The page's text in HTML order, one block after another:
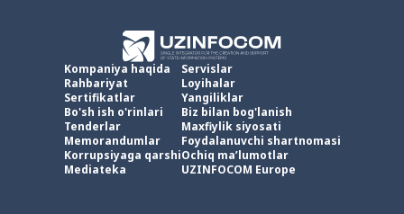
Kompaniya haqida
Rahbariyat
Sertifikatlar
Bo'sh ish o'rinlari
Tenderlar
Memorandumlar
Korrupsiyaga qarshi
Mediateka
Servislar
Loyihalar
Yangiliklar
Biz bilan bog'lanish
Maxfiylik siyosati
Foydalanuvchi shartnomasi
Ochiq ma’lumotlar
UZINFOCOM Europe